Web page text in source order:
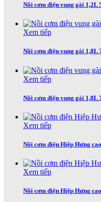
Nồi cơm điện vung gài 1,2L
Xem tiếp
Nồi cơm điện vung gài 1,8L
Xem tiếp
Nồi cơm điện vung gài 1,8L
Xem tiếp
Nồi cơm điện Hiệp Hưng
Xem tiếp
Nồi cơm điện Hiệp Hưng